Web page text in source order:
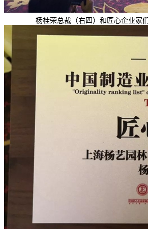
杨桂荣总裁（右四）和匠心企业家